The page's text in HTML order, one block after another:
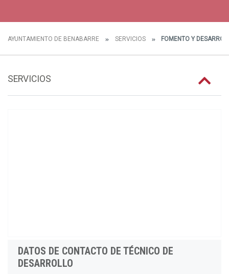
AYUNTAMIENTO DE BENABARRE SERVICIOS FOMENTO Y
SERVICIOS
DATOS DE CONTACTO DE TÉCNICO DE
DESARROLLO